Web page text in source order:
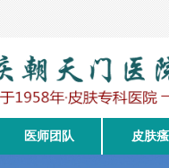
医师团队 皮肤